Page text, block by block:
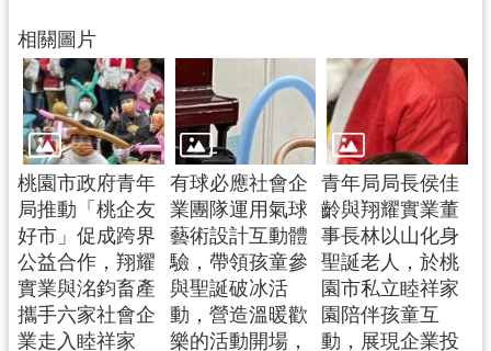
相關圖片
桃園市政府青年
局推動「桃企友
好市」促成跨界
公益合作，翔耀
實業與洺鈞畜產
攜手六家社會企
業走入睦祥家
有球必應社會企
業團隊運用氣球
藝術設計互動體
驗，帶領孩童參
與聖誕破冰活
動，營造溫暖歡
樂的活動開場，
青年局局長侯佳
齡與翔耀實業董
事長林以山化身
聖誕老人，於桃
園市私立睦祥家
園陪伴孩童互
動，展現企業投